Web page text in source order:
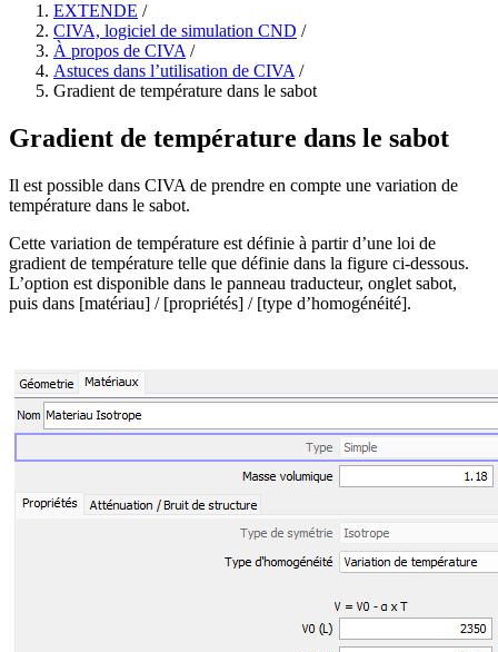
EXTENDE /
CIVA, logiciel de simulation CND /
À propos de CIVA /
Astuces dans l’utilisation de CIVA /
Gradient de température dans le sabot
Gradient de température dans le sabot
Il est possible dans CIVA de prendre en compte une variation de
température dans le sabot.
Cette variation de température est définie à partir d’une loi de
gradient de température telle que définie dans la figure ci-dessous.
L’option est disponible dans le panneau traducteur, onglet sabot,
puis dans [matériau] / [propriétés] / [type d’homogénéité].